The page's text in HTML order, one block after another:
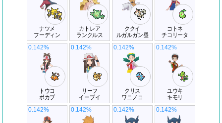
ナツメ
フーディン
カトレア
ランクルス
ククイ
ルガルガン昼
コトネ
チコリータ
トウコ
ポカブ
0.142%
リーフ
イーブイ
0.142%
クリス
ワニノコ
0.142%
ユウキ
キモリ
0.142%
0.142% 0.142% 0.142% 0.142%